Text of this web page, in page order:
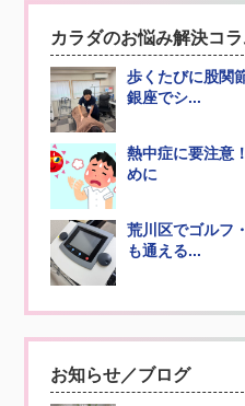
カラダのお悩み解決コ
歩くたびに股関
銀座でシ...
熱中症に要注意
めに
荒川区でゴルフ
も通える...
お知らせ／ブログ